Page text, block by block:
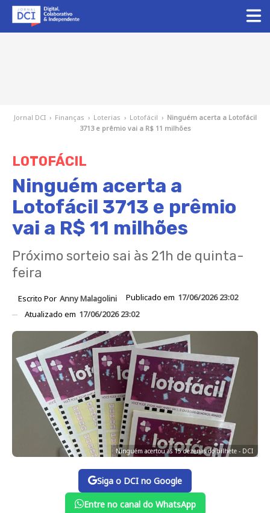
Jornal DCI › Finanças › Loterias › Lotofácil › Ninguém acerta a Lotofácil
3713 e prêmio vai a R$ 11 milhões
LOTOFÁCIL
Ninguém acerta a
Lotofácil 3713 e prêmio
vai a R$ 11 milhões
Próximo sorteio sai às 21h de quinta-
feira
Escrito Por Anny Malagolini Publicado em 17/06/2026 23:02
Atualizado em 17/06/2026 23:02
Ninguém acertou as 15 dezenas do bilhete - DCI
Siga o DCI no Google
Entre no canal do WhatsApp